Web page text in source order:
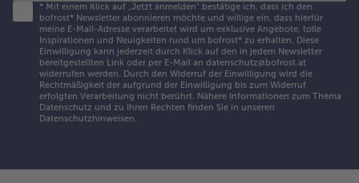
* Mit einem Klick auf „Jetzt anmelden" bestätige ich, dass ich den
bofrost* Newsletter abonnieren möchte und willige ein, dass hierfür
meine E-Mail-Adresse verarbeitet wird um exklusive Angebote, tolle
Inspirationen und Neuigkeiten rund um bofrost* zu erhalten. Diese
Einwilligung kann jederzeit durch Klick auf den in jedem Newsletter
bereitgestellten Link oder per E-Mail an datenschutz@bofrost.at
widerrufen werden. Durch den Widerruf der Einwilligung wird die
Rechtmäßigkeit der aufgrund der Einwilligung bis zum Widerruf
erfolgten Verarbeitung nicht berührt. Nähere Informationen zum Thema
Datenschutz und zu Ihren Rechten finden Sie in unseren
Datenschutzhinweisen.